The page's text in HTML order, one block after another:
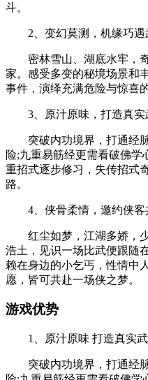
斗。
2、变幻莫测，机缘巧遇
密林雪山、湖底水牢，奇
家。感受多变的秘境场景和
事件，演绎充满危险与惊喜
3、原汁原味，打造真实
突破内功境界，打通经脉
险;九重易筋经更需看破佛
重招式逐步修习，失传招式
路。
4、侠骨柔情，邀约侠客
红尘如梦，江湖多娇，少
浩土，见识一场比武便跟随
赖在身边的小乞丐，性情中
愿，皆可共赴一场侠之梦。
游戏优势
1、原汁原味 打造真实武
突破内功境界，打通经脉